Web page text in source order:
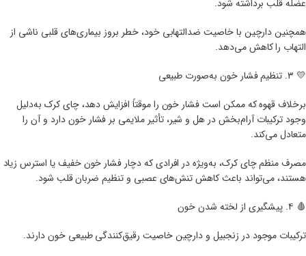
عضله قلب برداشته شود.
همچنین دارچین با خاصیت ضدالتهابی خود، خطر بروز بیماری‌های قلبی ناشی از
التهاب را کاهش می‌دهد.
💛 ۳. تنظیم فشار خون به‌صورت طبیعی
برخلاف قهوه که ممکن است فشار خون را موقتاً افزایش دهد، چای کرک به‌دلیل
وجود ترکیبات آرام‌بخش در هل و شیر، تأثیر ملایمی بر فشار خون دارد و آن را
متعادل می‌کند.
مصرف منظم چای کرک، به‌ویژه در افرادی که دچار فشار خون خفیف یا استرس زیاد
هستند، می‌تواند باعث کاهش تنش‌های عصبی و تنظیم ضربان قلب شود.
🩸 ۴. پیشگیری از لخته شدن خون
ترکیبات موجود در زنجبیل و دارچین خاصیت رقیق‌کنندگی طبیعی خون دارند.